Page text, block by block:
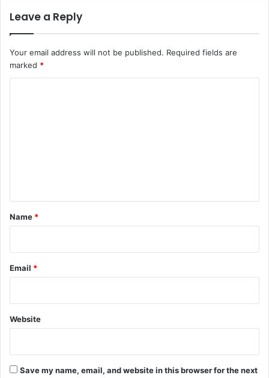
Leave a Reply
Your email address will not be published. Required fields are
marked *
*
Name *
Email *
Website
Save my name, email, and website in this browser for the next